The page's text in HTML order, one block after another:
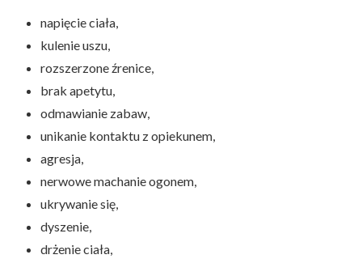
napięcie ciała,
kulenie uszu,
rozszerzone źrenice,
brak apetytu,
odmawianie zabaw,
unikanie kontaktu z opiekunem,
agresja,
nerwowe machanie ogonem,
ukrywanie się,
dyszenie,
drżenie ciała,